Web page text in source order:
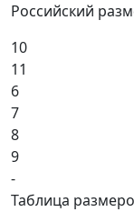
Российский
10
11
6
7
8
9
-
Таблица